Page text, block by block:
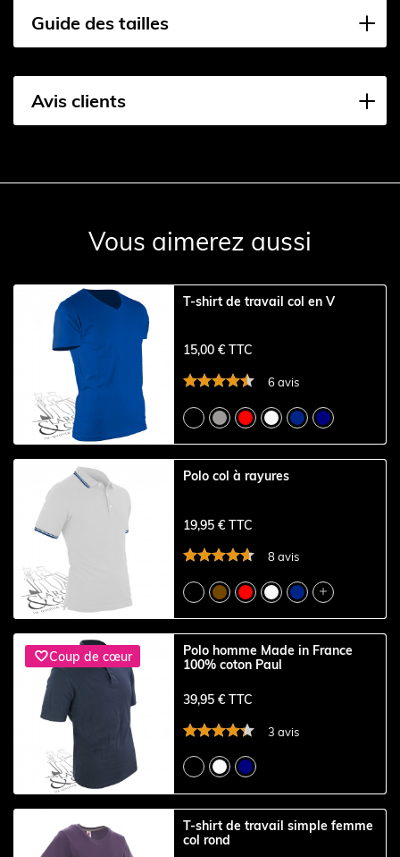
Guide des tailles
Avis clients
Vous aimerez aussi
T-shirt de travail col en V
15,00 € TTC
6 avis
Polo col à rayures
19,95 € TTC
8 avis

Coup de cœur
Polo homme Made in France
100% coton Paul
39,95 € TTC
3 avis
T-shirt de travail simple femme
col rond